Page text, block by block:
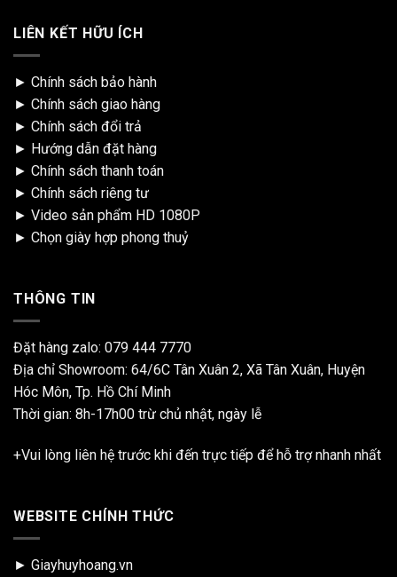
LIÊN KẾT HỮU ÍCH
► Chính sách bảo hành
► Chính sách giao hàng
► Chính sách đổi trả
► Hướng dẫn đặt hàng
► Chính sách thanh toán
► Chính sách riêng tư
► Video sản phẩm HD 1080P
► Chọn giày hợp phong thuỷ
THÔNG TIN
Đặt hàng zalo: 079 444 7770
Địa chỉ Showroom: 64/6C Tân Xuân 2, Xã Tân Xuân, Huyện
Hóc Môn, Tp. Hồ Chí Minh
Thời gian: 8h-17h00 trừ chủ nhật, ngày lễ
+Vui lòng liên hệ trước khi đến trực tiếp để hỗ trợ nhanh nhất
WEBSITE CHÍNH THỨC
► Giayhuyhoang.vn